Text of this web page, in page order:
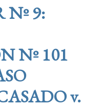
Nº 9:
Nº 101
v.